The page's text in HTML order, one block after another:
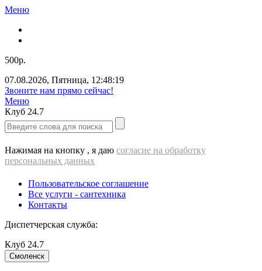
Меню
500р.
07.08.2026, Пятница, 12:48:19
Звоните нам прямо сейчас!
Меню
Клуб 24.7
Нажимая на кнопку , я даю согласие на обработку
персональных данных
Пользовательское соглашение
Все услуги - cантехника
Контакты
Диспетчерская служба:
Клуб 24.7
Смоленск